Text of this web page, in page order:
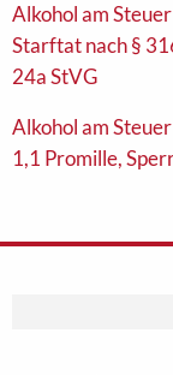
Alkohol am
Starftat nach §
24a StVG
Alkohol am
1,1 Promille,